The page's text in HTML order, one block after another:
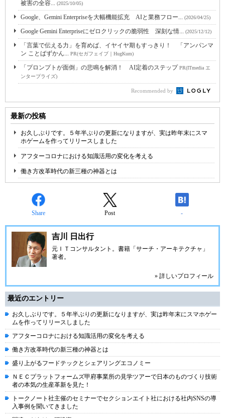
被害の全容... (2025/10/05)
Google、Gemini Enterpriseを大幅機能拡充 AIと業務フロー... (2026/04/25)
Google Gemini Enterpriseにゼロクリックの脆弱性 深刻な情... (2025/12/12)
「言葉で伝える力」を育めば、イヤイヤ期もすっきり！ 「アンパンマ
ン ことばずかん... PR(セガフェイブ｜HugKum)
「プロンプトが面倒」の悲鳴を解消！ AI定着のステップPR(ITmedia エ
ンタープライズ)
Recommended by
最新の投稿
お久しぶりです。５年半ぶりの更新になりますが、実は昨年末にスマ
ホゲームを作ってリリースしました
アフターコロナにおける知識活用の変化を考える
働き方改革時代の新三種の神器とは
Share Post -
吉川 日出行
元ＩＴコンサルタント。書籍「サーチ・アーキテクチャ」
著者。
» 詳しいプロフィール
最近のエントリー
お久しぶりです。５年半ぶりの更新になりますが、実は昨年末にスマホゲー
ムを作ってリリースしました
アフターコロナにおける知識活用の変化を考える
働き方改革時代の新三種の神器とは
盛り上がるフードテックとシェアリングエコノミー
ＮＥＣプラットフォームズ甲府事業所の見学ツアーで日本のものづくり技術
者の本気の生産革新を見た！
トークノート社主催のセミナーでセクションエイト社における社内SNSの導
入事例を聞いてきました